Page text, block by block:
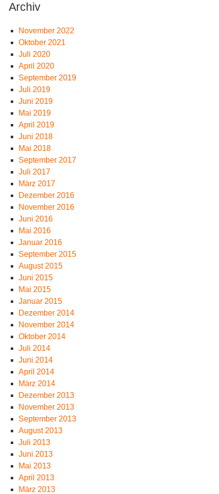
Archiv
November 2022
Oktober 2021
Juli 2020
April 2020
September 2019
Juli 2019
Juni 2019
Mai 2019
April 2019
Juni 2018
Mai 2018
September 2017
Juli 2017
März 2017
Dezember 2016
November 2016
Juni 2016
Mai 2016
Januar 2016
September 2015
August 2015
Juni 2015
Mai 2015
Januar 2015
Dezember 2014
November 2014
Oktober 2014
Juli 2014
Juni 2014
April 2014
März 2014
Dezember 2013
November 2013
September 2013
August 2013
Juli 2013
Juni 2013
Mai 2013
April 2013
März 2013